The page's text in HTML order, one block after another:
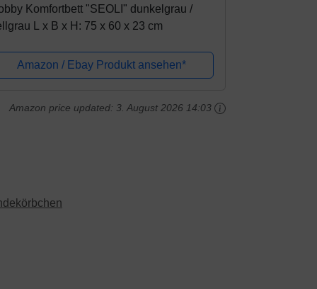
Komfortbett "SEOLI" dunkelgrau /
L x B x H: 75 x 60 x 23 cm
Amazon / Ebay Produkt ansehen*
Amazon price updated: 3. August 2026 14:03